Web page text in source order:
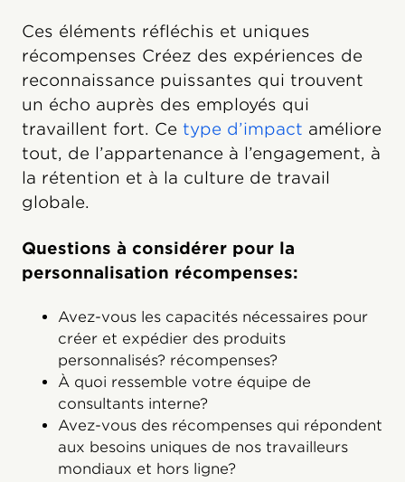
Ces éléments réfléchis et uniques
récompenses Créez des expériences de
reconnaissance puissantes qui trouvent
un écho auprès des employés qui
travaillent fort. Ce type d’impact améliore
tout, de l’appartenance à l’engagement, à
la rétention et à la culture de travail
globale.
Questions à considérer pour la
personnalisation récompenses:
Avez-vous les capacités nécessaires pour
créer et expédier des produits
personnalisés? récompenses?
À quoi ressemble votre équipe de
consultants interne?
Avez-vous des récompenses qui répondent
aux besoins uniques de nos travailleurs
mondiaux et hors ligne?